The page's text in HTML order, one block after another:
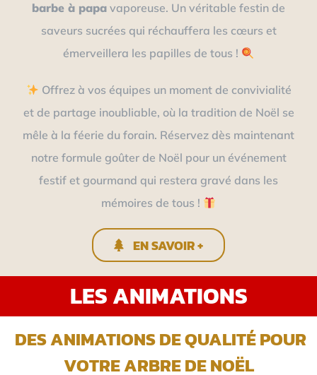
barbe à papa vaporeuse. Un véritable festin de
saveurs sucrées qui réchauffera les cœurs et
émerveillera les papilles de tous !
Offrez à vos équipes un moment de convivialité
et de partage inoubliable, où la tradition de Noël se
mêle à la féerie du forain. Réservez dès maintenant
notre formule goûter de Noël pour un événement
festif et gourmand qui restera gravé dans les
mémoires de tous !
EN SAVOIR +
LES ANIMATIONS
DES ANIMATIONS DE QUALITÉ POUR
VOTRE ARBRE DE NOËL